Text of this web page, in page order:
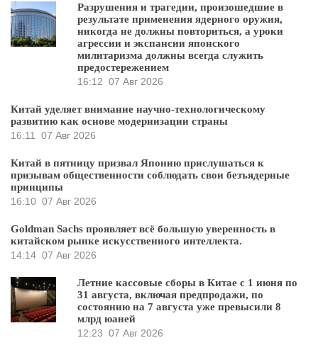
Разрушения и трагедии, произошедшие в
результате применения ядерного оружия,
никогда не должны повториться, а уроки
агрессии и экспансии японского
милитаризма должны всегда служить
предостережением
16:12 07 Авг 2026
Китай уделяет внимание научно-технологическому
развитию как основе модернизации страны
16:11
07 Авг 2026
Китай в пятницу призвал Японию прислушаться к
призывам общественности соблюдать свои безъядерные
принципы
16:10 07 Авг 2026
Goldman Sachs проявляет всё большую уверенность в
китайском рынке искусственного интеллекта.
14:14 07 Авг 2026
Летние кассовые сборы в Китае с 1 июня по
31 августа, включая предпродажи, по
состоянию на 7 августа уже превысили 8
млрд юаней
12:23 07 Авг 2026